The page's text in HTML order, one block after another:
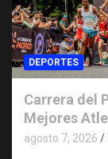
DEPORTES
Carrera del
Mejores
agosto 7, 2026